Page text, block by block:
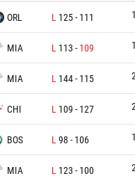
ORL L 125- 111
MIA L 113 - 109
MIA L 144- 115
CHI L 109 - 127
BOS L 98 - 106
MIA L 123 - 100